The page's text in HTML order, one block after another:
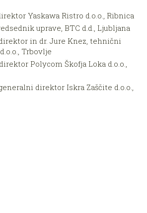
Yaskawa Ristro d.o.o., Ribnica
uprave, BTC d.d., Ljubljana
in dr. Jure Knez, tehnični
Trbovlje
Polycom Škofja Loka d.o.o.,
direktor Iskra Zaščite d.o.o.,